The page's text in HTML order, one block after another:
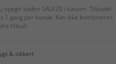
oppgir koden SALE20 i kassen. Tilbudet
1 gang per kunde. Kan ikke kombineres
tilbud.
& sikkert